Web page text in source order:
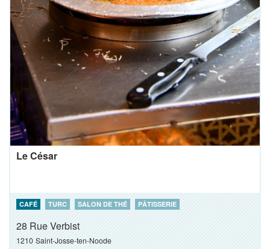
Le César
CAFÉ TURC SALON DE THÉ PÂTISSERIE
28 Rue Verbist
1210 Saint-Josse-ten-Noode